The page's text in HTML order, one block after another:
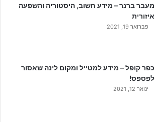
מעבר ברנר – מידע חשוב, היסטוריה והשפעה
איזורית
פברואר 19, 2021
כפר קופל – מידע למטייל ומקום לינה שאסור
לפספס!
ינואר 12, 2021